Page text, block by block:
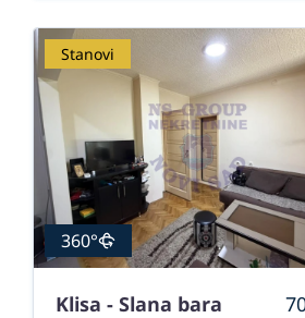
Stanovi
360°
Klisa - Slana bara